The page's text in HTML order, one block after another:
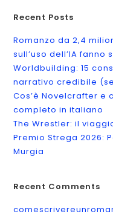
Recent Posts
Romanzo da 2,4
sull’uso dell’IA
Worldbuilding: 15
narrativo credibile
Cos’è Novelcrafter e
completo in italiano
The Wrestler: il
Premio Strega 2026:
Murgia
Recent Comments